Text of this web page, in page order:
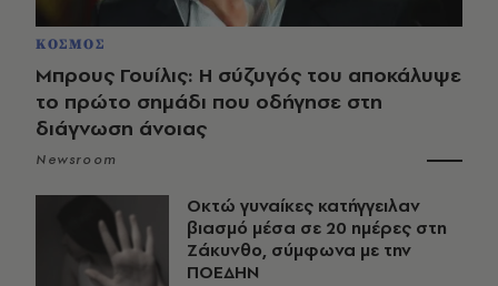
ΚΟΣΜΟΣ
Μπρους Γουίλις: Η σύζυγός του αποκάλυψε
το πρώτο σημάδι που οδήγησε στη
διάγνωση άνοιας
Newsroom
Οκτώ γυναίκες κατήγγειλαν
βιασμό μέσα σε 20 ημέρες στη
Ζάκυνθο, σύμφωνα με την
ΠΟΕΔΗΝ